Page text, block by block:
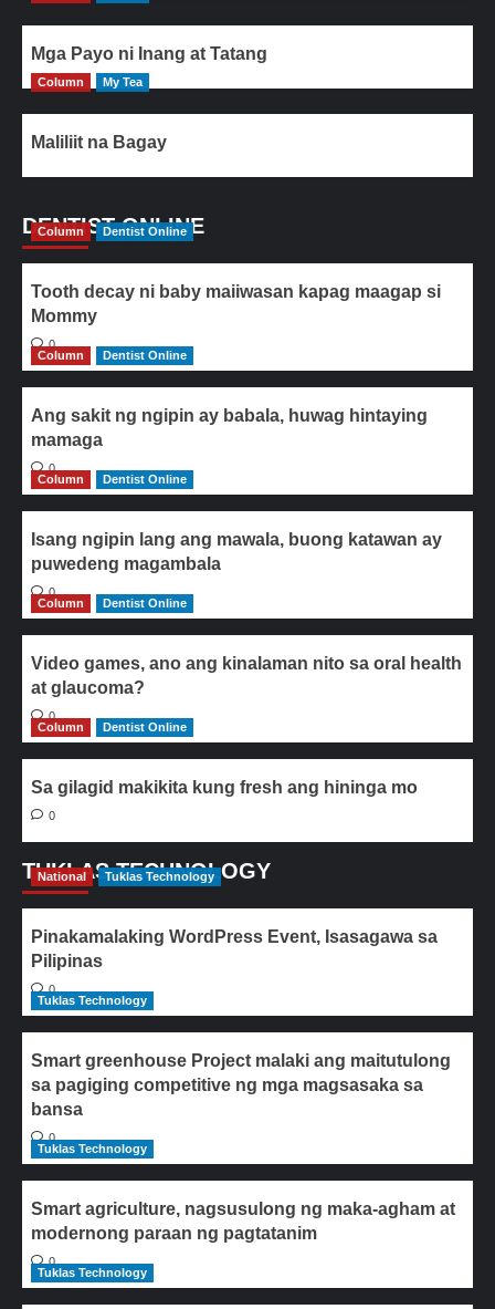
Mga Payo ni Inang at Tatang
Column My Tea
Maliliit na Bagay
DENTIST ONLINE
Column Dentist Online
Tooth decay ni baby maiiwasan kapag maagap si
Mommy
0
Column
Dentist Online
Ang sakit ng ngipin ay babala, huwag hintaying
mamaga
0
Column
Dentist Online
Isang ngipin lang ang mawala, buong katawan ay
puwedeng magambala
0
Column
Dentist Online
Video games, ano ang kinalaman nito sa oral health
at glaucoma?
0
Column
Dentist Online
Sa gilagid makikita kung fresh ang hininga mo
0
TUKLAS TECHNOLOGY
National Tuklas Technology
Pinakamalaking WordPress Event, Isasagawa sa
Pilipinas
0
Tuklas Technology
Smart greenhouse Project malaki ang maitutulong
sa pagiging competitive ng mga magsasaka sa
bansa
0
Tuklas Technology
Smart agriculture, nagsusulong ng maka-agham at
modernong paraan ng pagtatanim
0
Tuklas Technology